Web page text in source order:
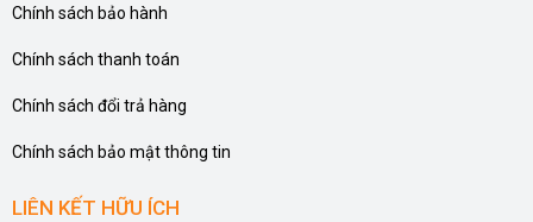
Chính sách bảo hành
Chính sách thanh toán
Chính sách đổi trả hàng
Chính sách bảo mật thông tin
LIÊN KẾT HỮU ÍCH